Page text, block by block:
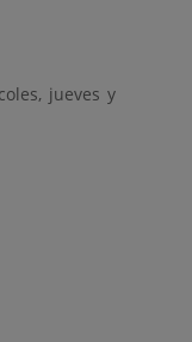
jueves y